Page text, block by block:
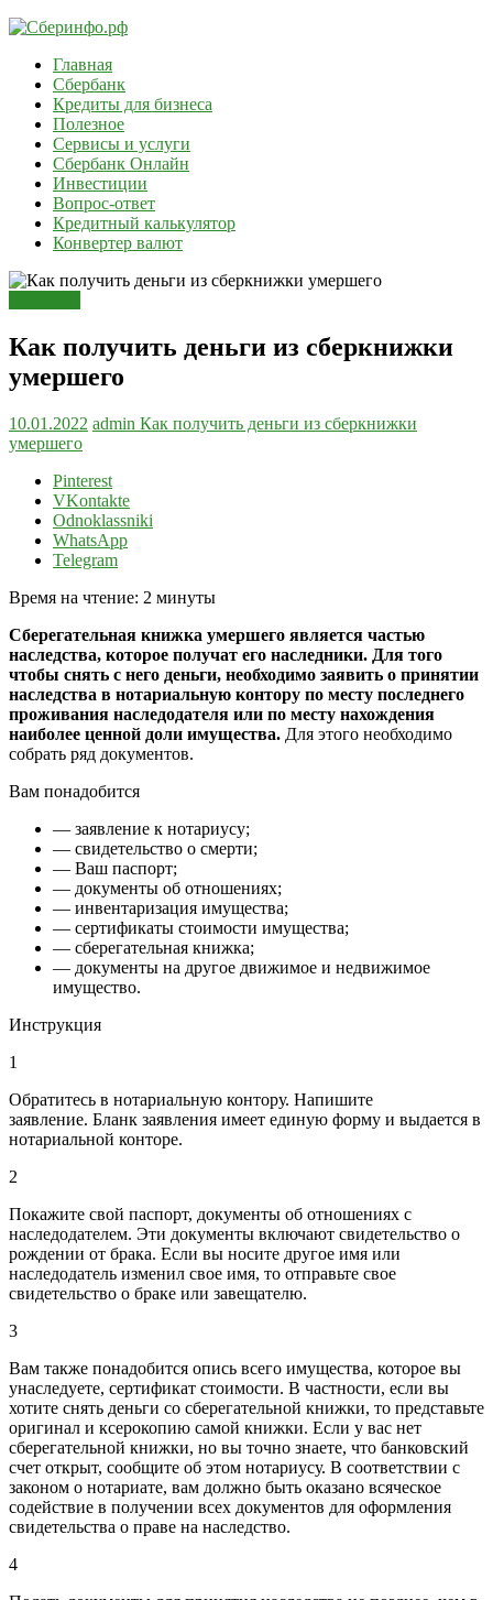
Skip
content
Сберинфо.рф
Информация
Сбербанк
других
банках
Главная
Сбербанк
Кредиты для бизнеса
Полезное
Сервисы и услуги
Сбербанк Онлайн
Инвестиции
Вопрос-ответ
Кредитный калькулятор
Конвертер валют
Как получить деньги из сберкнижки
умершего
10.01.2022 admin Как получить деньги из сберкнижки
умершего
Pinterest
VKontakte
Odnoklassniki
WhatsApp
Telegram
Время на чтение: 2 минуты
Сберегательная книжка умершего является частью
наследства, которое получат его наследники. Для того
чтобы снять с него деньги, необходимо заявить о принятии
наследства в нотариальную контору по месту последнего
проживания наследодателя или по месту нахождения
наиболее ценной доли имущества. Для этого необходимо
собрать ряд документов.
Вам понадобится
— заявление к нотариусу;
— свидетельство о смерти;
— Ваш паспорт;
— документы об отношениях;
— инвентаризация имущества;
— сертификаты стоимости имущества;
— сберегательная книжка;
— документы на другое движимое и недвижимое
имущество.
Инструкция
1
Обратитесь в нотариальную контору. Напишите
заявление. Бланк заявления имеет единую форму и выдается в
нотариальной конторе.
2
Покажите свой паспорт, документы об отношениях с
наследодателем. Эти документы включают свидетельство о
рождении от брака. Если вы носите другое имя или
наследодатель изменил свое имя, то отправьте свое
свидетельство о браке или завещателю.
3
Вам также понадобится опись всего имущества, которое вы
унаследуете, сертификат стоимости. В частности, если вы
хотите снять деньги со сберегательной книжки, то представьте
оригинал и ксерокопию самой книжки. Если у вас нет
сберегательной книжки, но вы точно знаете, что банковский
счет открыт, сообщите об этом нотариусу. В соответствии с
законом о нотариате, вам должно быть оказано всяческое
содействие в получении всех документов для оформления
свидетельства о праве на наследство.
4